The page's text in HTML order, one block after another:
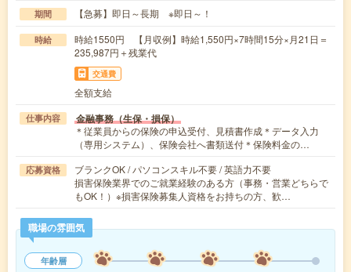
期間 【急募】即日～長期 ※即日～！
時給
時給1550円 【月収例】時給1,550円×7時間15分×月21日＝
235,987円＋残業代
交通費
全額支給
仕事内容 金融事務（生保・損保）
＊従業員からの保険の申込受付、見積書作成＊データ入力
（専用システム）、保険会社へ書類送付＊保険料金の…
応募資格
ブランクOK / パソコンスキル不要 / 英語力不要
損害保険業界でのご就業経験のある方（事務・営業どちらで
もOK！）※損害保険募集人資格をお持ちの方、歓…
職場の雰囲気
年齢層